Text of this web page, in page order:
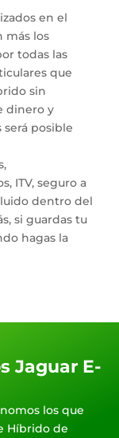
en el
más los
todas las
que
sin
dinero y
posible
ITV, seguro a
dentro del
si guardas tu
hagas la
Jaguar E-
los que
Híbrido de